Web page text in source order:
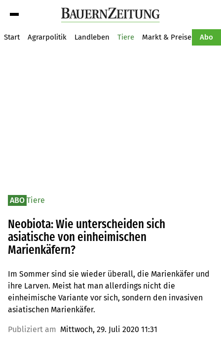
Start Agrarpolitik Landleben Tiere Markt & Preise Abo
ABO Tiere
Neobiota: Wie unterscheiden sich
asiatische von einheimischen
Marienkäfern?
Im Sommer sind sie wieder überall, die Marienkäfer und
ihre Larven. Meist hat man allerdings nicht die
einheimische Variante vor sich, sondern den invasiven
asiatischen Marienkäfer.
Publiziert am Mittwoch, 29. Juli 2020 11:31